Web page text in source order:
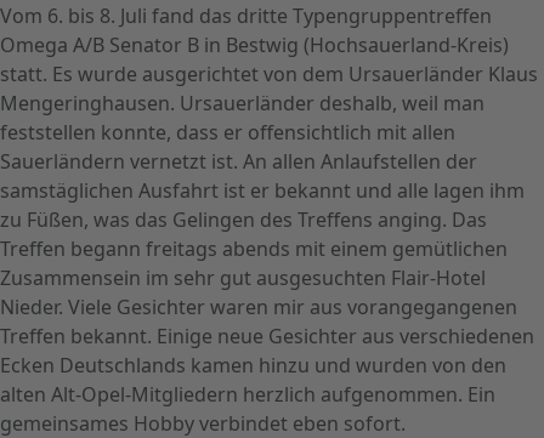
Vom 6. bis 8. Juli fand das dritte Typengruppentreffen
Omega A/B Senator B in Bestwig (Hochsauerland-Kreis)
statt. Es wurde ausgerichtet von dem Ursauerländer Klaus
Mengeringhausen. Ursauerländer deshalb, weil man
feststellen konnte, dass er offensichtlich mit allen
Sauerländern vernetzt ist. An allen Anlaufstellen der
samstäglichen Ausfahrt ist er bekannt und alle lagen ihm
zu Füßen, was das Gelingen des Treffens anging. Das
Treffen begann freitags abends mit einem gemütlichen
Zusammensein im sehr gut ausgesuchten Flair-Hotel
Nieder. Viele Gesichter waren mir aus vorangegangenen
Treffen bekannt. Einige neue Gesichter aus verschiedenen
Ecken Deutschlands kamen hinzu und wurden von den
alten Alt-Opel-Mitgliedern herzlich aufgenommen. Ein
gemeinsames Hobby verbindet eben sofort.